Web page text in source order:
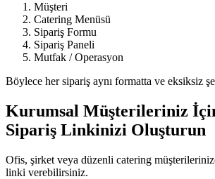
Müşteri
Catering Menüsü
Sipariş Formu
Sipariş Paneli
Mutfak / Operasyon
Böylece her sipariş aynı formatta ve eksiksiz
Kurumsal Müşterileriniz
Sipariş Linkinizi Oluşturun
Ofis, şirket veya düzenli catering
linki verebilirsiniz.